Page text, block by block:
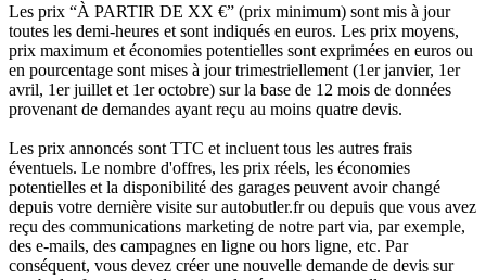
Les prix “À PARTIR DE XX €” (prix minimum) sont mis à jour
toutes les demi-heures et sont indiqués en euros. Les prix moyens,
prix maximum et économies potentielles sont exprimées en euros ou
en pourcentage sont mises à jour trimestriellement (1er janvier, 1er
avril, 1er juillet et 1er octobre) sur la base de 12 mois de données
provenant de demandes ayant reçu au moins quatre devis.
Les prix annoncés sont TTC et incluent tous les autres frais
éventuels. Le nombre d'offres, les prix réels, les économies
potentielles et la disponibilité des garages peuvent avoir changé
depuis votre dernière visite sur autobutler.fr ou depuis que vous avez
reçu des communications marketing de notre part via, par exemple,
des e-mails, des campagnes en ligne ou hors ligne, etc. Par
conséquent, vous devez créer une nouvelle demande de devis sur